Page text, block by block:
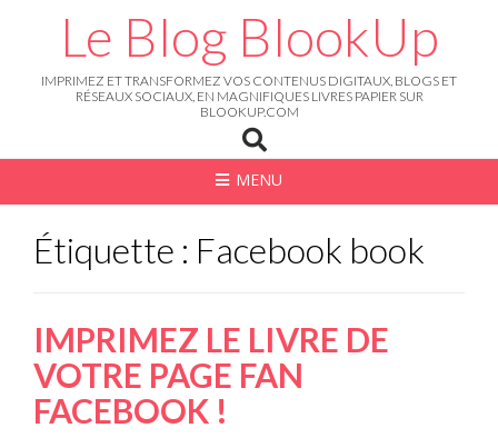
Le Blog BlookUp
IMPRIMEZ ET TRANSFORMEZ VOS CONTENUS DIGITAUX, BLOGS ET
RÉSEAUX SOCIAUX, EN MAGNIFIQUES LIVRES PAPIER SUR
BLOOKUP.COM
MENU
Étiquette : Facebook book
IMPRIMEZ LE LIVRE DE
VOTRE PAGE FAN
FACEBOOK !